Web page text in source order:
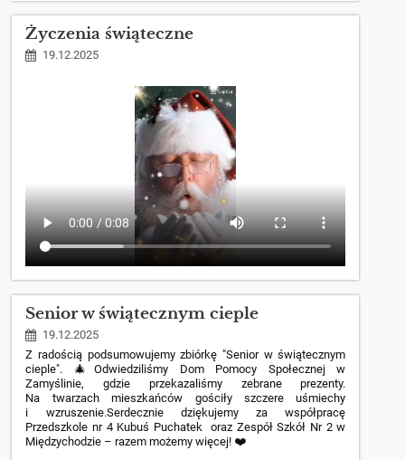
Życzenia świąteczne
19.12.2025
Senior w świątecznym cieple
19.12.2025
Z radością podsumowujemy zbiórkę "Senior w świątecznym
cieple". 🎄Odwiedziliśmy Dom Pomocy Społecznej w
Zamyślinie, gdzie przekazaliśmy zebrane prezenty.
Na twarzach mieszkańców gościły szczere uśmiechy
i wzruszenie.Serdecznie dziękujemy za współpracę
Przedszkole nr 4 Kubuś Puchatek oraz Zespół Szkół Nr 2 w
Międzychodzie – razem możemy więcej! ❤️